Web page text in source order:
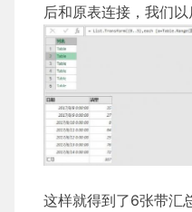
后和原表连接，我们以
这样就得到了6张带汇